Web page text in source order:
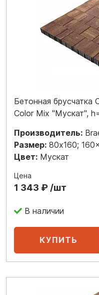
Бетонная брусчатка
Color Mix "Мускат",
Производитель:
Размер: 80x160;
Цвет: Мускат
Цена
1 343 ₽ /шт
В наличии